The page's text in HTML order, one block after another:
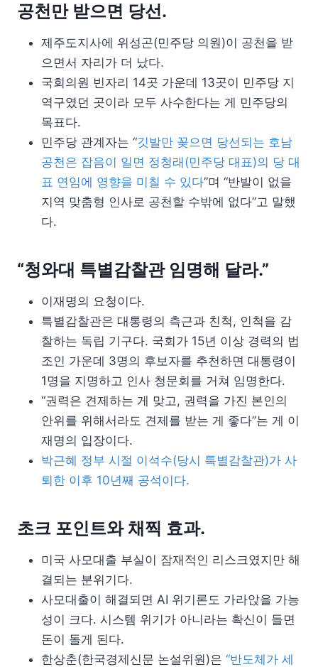
공천만 받으면 당선.
제주도지사에 위성곤(민주당 의원)이 공천을 받
으면서 자리가 더 났다.
국회의원 빈자리 14곳 가운데 13곳이 민주당 지
역구였던 곳이라 모두 사수한다는 게 민주당의
목표다.
민주당 관계자는 “깃발만 꽂으면 당선되는 호남
공천은 잡음이 일면 정청래(민주당 대표)의 당 대
표 연임에 영향을 미칠 수 있다”며 “반발이 없을
지역 맞춤형 인사로 공천할 수밖에 없다”고 말했
다.
“청와대 특별감찰관 임명해 달라.”
이재명의 요청이다.
특별감찰관은 대통령의 측근과 친척, 인척을 감
찰하는 독립 기구다. 국회가 15년 이상 경력의 법
조인 가운데 3명의 후보자를 추천하면 대통령이
1명을 지명하고 인사 청문회를 거쳐 임명한다.
“권력은 견제하는 게 맞고, 권력을 가진 본인의
안위를 위해서라도 견제를 받는 게 좋다”는 게 이
재명의 입장이다.
박근혜 정부 시절 이석수(당시 특별감찰관)가 사
퇴한 이후 10년째 공석이다.
초크 포인트와 채찍 효과.
미국 사모대출 부실이 잠재적인 리스크였지만 해
결되는 분위기다.
사모대출이 해결되면 AI 위기론도 가라앉을 가능
성이 크다. 시스템 위기가 아니라는 확신이 들면
돈이 돌게 된다.
한상춘(한국경제신문 논설위원)은 “반도체가 세